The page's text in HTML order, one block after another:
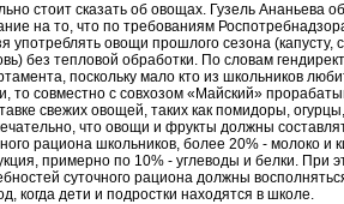
стоит сказать об овощах. Гузель Ананьева
на то, что по требованиям
употреблять овощи прошлого сезона (капусту,
без тепловой обработки. По словам
поскольку мало кто из школьников
то совместно с совхозом «Майский»
свежих овощей, таких как помидоры,
что овощи и фрукты должны
рациона школьников, более 20% - молоко и
примерно по 10% - углеводы и белки. При
суточного рациона должны
когда дети и подростки находятся в школе.